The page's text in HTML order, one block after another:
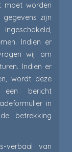
moet worden
zijn
Indien er
wij om
Indien er
wordt deze
bericht
in
betrekking
verbaal van